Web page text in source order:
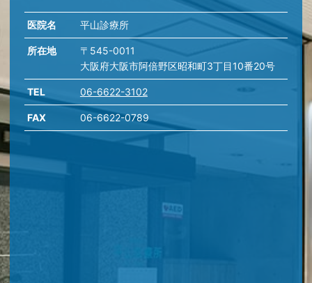
医院名 平山診療所
所在地
〒545-0011
大阪府大阪市阿倍野区昭和町3丁目10番20号
TEL 06-6622-3102
FAX 06-6622-0789